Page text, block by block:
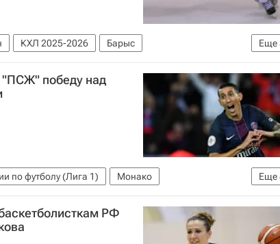
Еще
КХЛ 2025-2026
Барыс
Войтек Вольский
"ПСЖ" победу над
Еще
по футболу (Лига 1)
Монако
Анхель Ди Мария
РФ